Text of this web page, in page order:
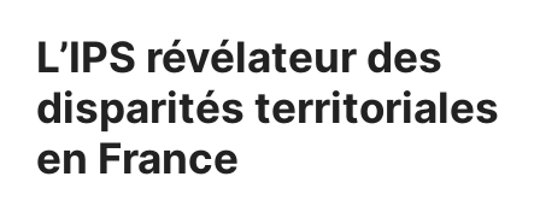
L’IPS révélateur des
disparités territoriales
en France